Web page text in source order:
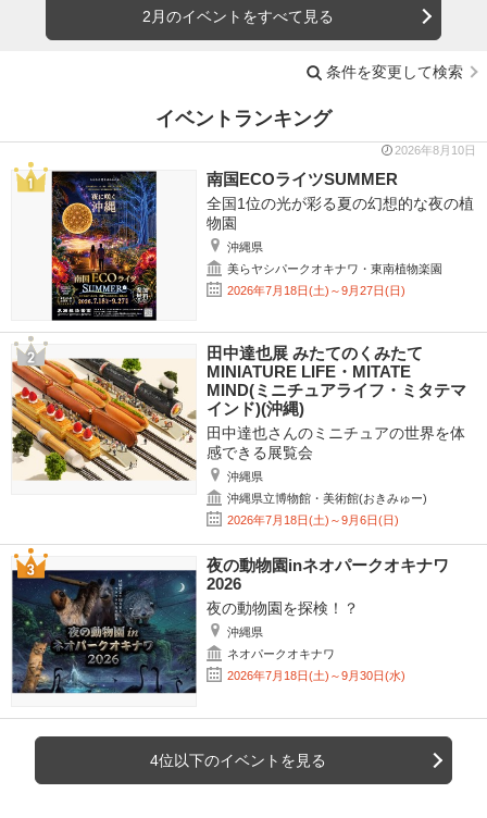
2月のイベントをすべて見る
条件を変更して検索
イベントランキング
2026年8月10日
南国ECOライツSUMMER
全国1位の光が彩る夏の幻想的な夜の植
物園
沖縄県
美らヤシパークオキナワ・東南植物楽園
2026年7月18日(土)～9月27日(日)
田中達也展 みたてのくみたて
MINIATURE LIFE・MITATE
MIND(ミニチュアライフ・ミタテマ
インド)(沖縄)
田中達也さんのミニチュアの世界を体
感できる展覧会
沖縄県
沖縄県立博物館・美術館(おきみゅー)
2026年7月18日(土)～9月6日(日)
夜の動物園inネオパークオキナワ
2026
夜の動物園を探検！？
沖縄県
ネオパークオキナワ
2026年7月18日(土)～9月30日(水)
4位以下のイベントを見る